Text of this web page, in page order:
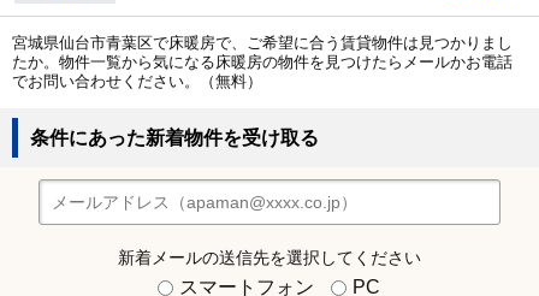
宮城県仙台市青葉区で床暖房で、ご希望に合う賃貸物件は見つかりまし
たか。物件一覧から気になる床暖房の物件を見つけたらメールかお電話
でお問い合わせください。（無料）
条件にあった新着物件を受け取る
新着メールの送信先を選択してください
スマートフォン PC